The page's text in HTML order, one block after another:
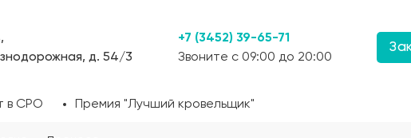
д. 54/3
+7 (3452) 39-65-71
Звоните с 09:00 до 20:00
в СРО Премия "Лучший кровельщик"